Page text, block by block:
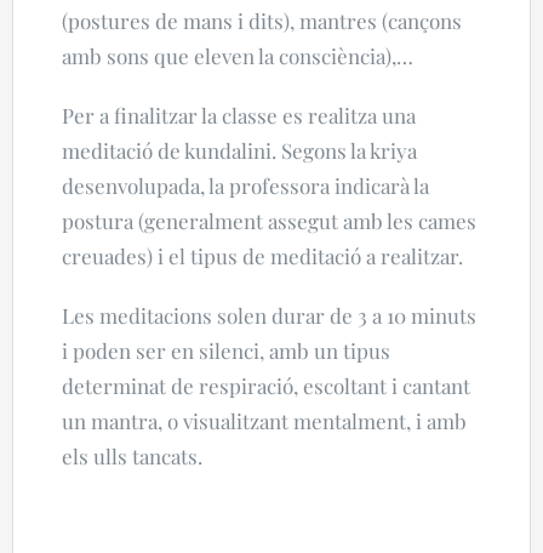
(postures de mans i dits), mantres (cançons
amb sons que eleven la consciència),…
Per a finalitzar la classe es realitza una
meditació de kundalini. Segons la kriya
desenvolupada, la professora indicarà la
postura (generalment assegut amb les cames
creuades) i el tipus de meditació a realitzar.
Les meditacions solen durar de 3 a 10 minuts
i poden ser en silenci, amb un tipus
determinat de respiració, escoltant i cantant
un mantra, o visualitzant mentalment, i amb
els ulls tancats.